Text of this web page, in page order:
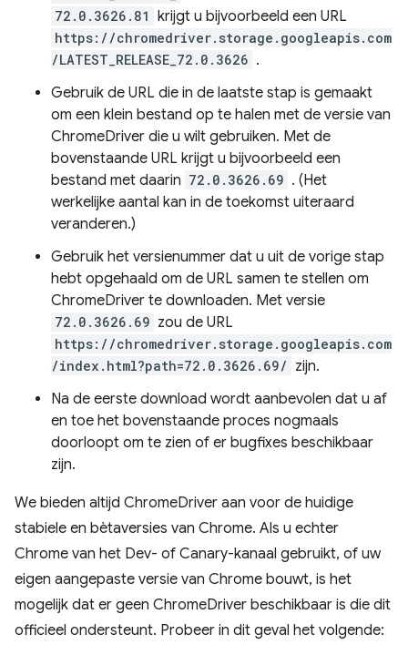
72.0.3626.81 krijgt u bijvoorbeeld een URL
https://chromedriver.storage.googleapis.com
/LATEST_RELEASE_72.0.3626 .
Gebruik de URL die in de laatste stap is gemaakt
om een ​​klein bestand op te halen met de versie van
ChromeDriver die u wilt gebruiken. Met de
bovenstaande URL krijgt u bijvoorbeeld een
bestand met daarin 72.0.3626.69 . (Het
werkelijke aantal kan in de toekomst uiteraard
veranderen.)
Gebruik het versienummer dat u uit de vorige stap
hebt opgehaald om de URL samen te stellen om
ChromeDriver te downloaden. Met versie
72.0.3626.69 zou de URL
https://chromedriver.storage.googleapis.com
/index.html?path=72.0.3626.69/ zijn.
Na de eerste download wordt aanbevolen dat u af
en toe het bovenstaande proces nogmaals
doorloopt om te zien of er bugfixes beschikbaar
zijn.
We bieden altijd ChromeDriver aan voor de huidige
stabiele en bètaversies van Chrome. Als u echter
Chrome van het Dev- of Canary-kanaal gebruikt, of uw
eigen aangepaste versie van Chrome bouwt, is het
mogelijk dat er geen ChromeDriver beschikbaar is die dit
officieel ondersteunt. Probeer in dit geval het volgende: